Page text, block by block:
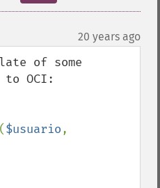
20 years ago
of some
to OCI:
($usuario